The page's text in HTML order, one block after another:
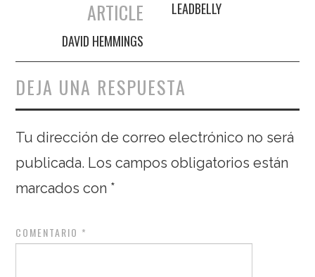
ARTICLE
DAVID HEMMINGS
LEADBELLY
DEJA UNA RESPUESTA
Tu dirección de correo electrónico no será
publicada. Los campos obligatorios están
marcados con *
COMENTARIO *